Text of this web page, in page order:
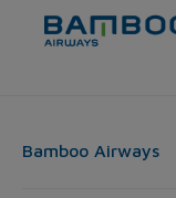
Bamboo Airways